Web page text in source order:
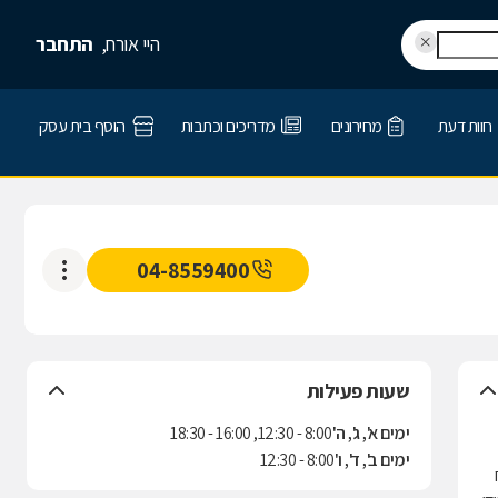
היי אורח, התחבר
חוות דעת מחירונים מדריכים וכתבות הוסף בית עסק
04-8559400
שעות פעילות
ימים א', ג', ה'8:00 - 12:30, 16:00 - 18:30
ימים ב', ד', ו'8:00 - 12:30